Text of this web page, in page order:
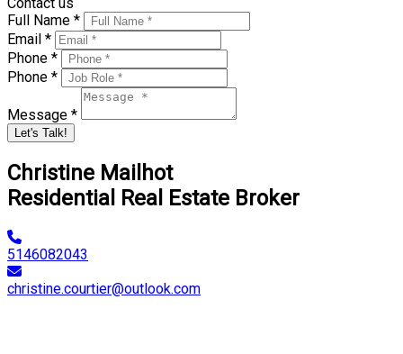
Full Name *
Email *
Phone *
Phone *
Message *
Let's Talk!
Christine Mailhot
Residential Real Estate Broker
5146082043
christine.courtier@outlook.com